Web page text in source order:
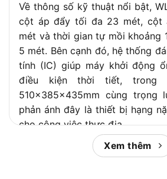
Thời gian hoạt động
liên tục tại tải liên tục
1.9 giờ
Trọng lượng khô 25kg
Loại nhớt khuyến cáo
SAE 10W-30
hơn
Đường kính ống hút
xả
80mm / 3
Tổng cột áp
23m
7.5m
Về thông số kỹ thuật nổi bật,
cột áp đẩy tối đa 23 mét, cột
mét và thời gian tự mồi khoảng
5 mét. Bên cạnh đó, hệ thống
tính (IC) giúp máy khởi động
điều kiện thời tiết, trong
510x385x435mm cùng trọng
phản ánh đây là thiết bị hạng
cho công việc thực địa.
Khi đánh giá ưu nhược điểm,
Xem thêm